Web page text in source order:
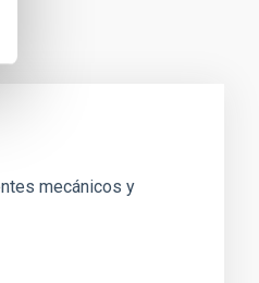
mecánicos y